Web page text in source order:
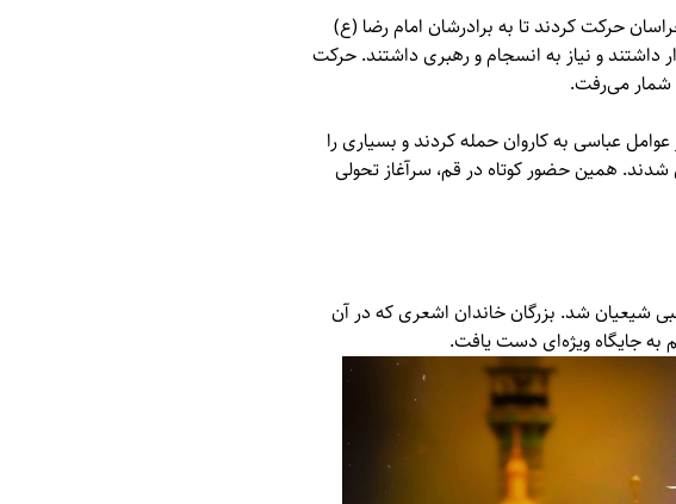
به سمت خراسان حرکت کردند تا به برادرشان امام رضا (ع)
و نیاز به انسجام و رهبری داشتند. حرکت
شمار می‌رفت.
عباسی به کاروان حمله کردند و بسیاری را
همین حضور کوتاه در قم، سرآغاز تحولی
شیعیان شد. بزرگان خاندان اشعری که در آن
به جایگاه ویژه‌ای دست یافت.